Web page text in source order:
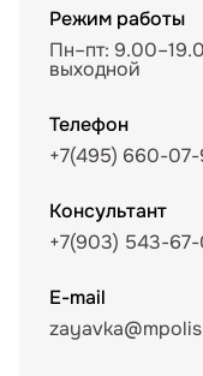
Режим работы
Пн–пт:
выходной
Телефон
+7(495) 660-
Консультант
+7(903) 543-
E-mail